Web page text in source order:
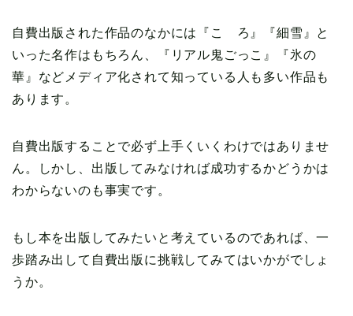
自費出版された作品のなかには『こゝろ』『細雪』と
いった名作はもちろん、『リアル鬼ごっこ』『氷の
華』などメディア化されて知っている人も多い作品も
あります。
自費出版することで必ず上手くいくわけではありませ
ん。しかし、出版してみなければ成功するかどうかは
わからないのも事実です。
もし本を出版してみたいと考えているのであれば、一
歩踏み出して自費出版に挑戦してみてはいかがでしょ
うか。